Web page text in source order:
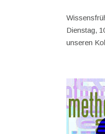
Dienstag,
unseren